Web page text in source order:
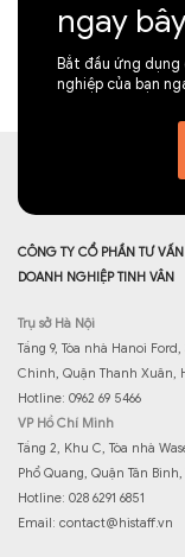
ngay
Bắt đầu ứng
nghiệp của bạn
CÔNG TY CỔ PHẦN TƯ
DOANH NGHIỆP TINH VÂN
Trụ sở Hà Nội
Tầng 9, Tòa nhà Hanoi Ford,
Chinh, Quận Thanh Xuân,
Hotline: 0962 69 5466
VP Hồ Chí Minh
Tầng 2, Khu C, Tòa nhà
Phổ Quang, Quận Tân Bình,
Hotline: 028 6291 6851
Email: contact@histaff.vn